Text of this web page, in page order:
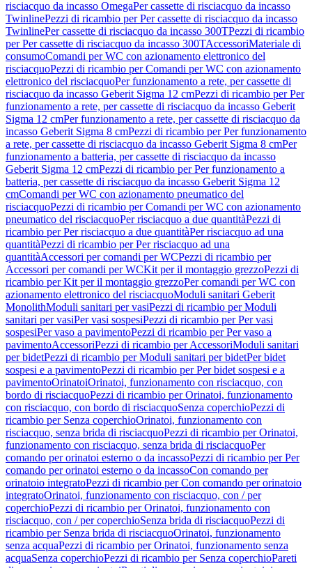
risciacquo da incasso OmegaPer cassette di risciacquo da incasso
TwinlinePezzi di ricambio per Per cassette di risciacquo da incasso
TwinlinePer cassette di risciacquo da incasso 300TPezzi di ricambio
per Per cassette di risciacquo da incasso 300TAccessoriMateriale di
consumoComandi per WC con azionamento elettronico del
risciacquoPezzi di ricambio per Comandi per WC con azionamento
elettronico del risciacquoPer funzionamento a rete, per cassette di
risciacquo da incasso Geberit Sigma 12 cmPezzi di ricambio per Per
funzionamento a rete, per cassette di risciacquo da incasso Geberit
Sigma 12 cmPer funzionamento a rete, per cassette di risciacquo da
incasso Geberit Sigma 8 cmPezzi di ricambio per Per funzionamento
a rete, per cassette di risciacquo da incasso Geberit Sigma 8 cmPer
funzionamento a batteria, per cassette di risciacquo da incasso
Geberit Sigma 12 cmPezzi di ricambio per Per funzionamento a
batteria, per cassette di risciacquo da incasso Geberit Sigma 12
cmComandi per WC con azionamento pneumatico del
risciacquoPezzi di ricambio per Comandi per WC con azionamento
pneumatico del risciacquoPer risciacquo a due quantitàPezzi di
ricambio per Per risciacquo a due quantitàPer risciacquo ad una
quantitàPezzi di ricambio per Per risciacquo ad una
quantitàAccessori per comandi per WCPezzi di ricambio per
Accessori per comandi per WCKit per il montaggio grezzoPezzi di
ricambio per Kit per il montaggio grezzoPer comandi per WC con
azionamento elettronico del risciacquoModuli sanitari Geberit
MonolithModuli sanitari per vasiPezzi di ricambio per Moduli
sanitari per vasiPer vasi sospesiPezzi di ricambio per Per vasi
sospesiPer vaso a pavimentoPezzi di ricambio per Per vaso a
pavimentoAccessoriPezzi di ricambio per AccessoriModuli sanitari
per bidetPezzi di ricambio per Moduli sanitari per bidetPer bidet
sospesi e a pavimentoPezzi di ricambio per Per bidet sospesi e a
pavimentoOrinatoiOrinatoi, funzionamento con risciacquo, con
bordo di risciacquoPezzi di ricambio per Orinatoi, funzionamento
con risciacquo, con bordo di risciacquoSenza coperchioPezzi di
ricambio per Senza coperchioOrinatoi, funzionamento con
risciacquo, senza brida di risciacquoPezzi di ricambio per Orinatoi,
funzionamento con risciacquo, senza brida di risciacquoPer
comando per orinatoi esterno o da incassoPezzi di ricambio per Per
comando per orinatoi esterno o da incassoCon comando per
orinatoio integratoPezzi di ricambio per Con comando per orinatoio
integratoOrinatoi, funzionamento con risciacquo, con / per
coperchioPezzi di ricambio per Orinatoi, funzionamento con
risciacquo, con / per coperchioSenza brida di risciacquoPezzi di
ricambio per Senza brida di risciacquoOrinatoi, funzionamento
senza acquaPezzi di ricambio per Orinatoi, funzionamento senza
acquaSenza coperchioPezzi di ricambio per Senza coperchioPareti